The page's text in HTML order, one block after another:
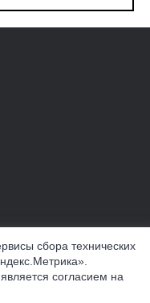
сбора технических
согласием на